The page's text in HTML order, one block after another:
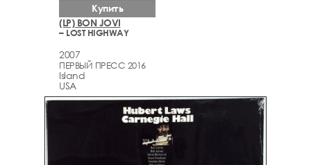
(LP) BON JOVI
– LOST HIGHWAY
2007
ПЕРВЫЙ ПРЕСС 2016
Island
USA
Купить